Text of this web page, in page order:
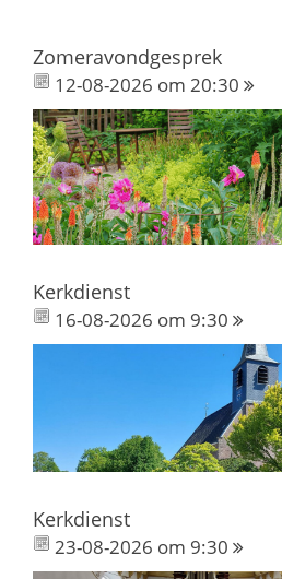
Zomeravondgesprek
12-08-2026 om 20:30
Kerkdienst
16-08-2026 om 9:30
Kerkdienst
23-08-2026 om 9:30